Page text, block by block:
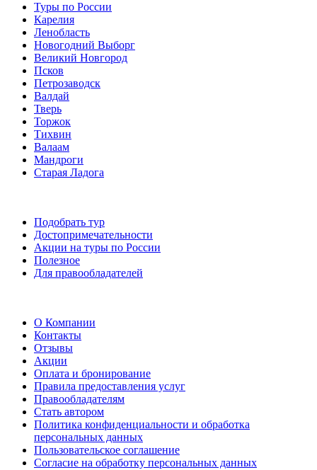
Туры по России
Карелия
Ленобласть
Новогодний Выборг
Великий Новгород
Псков
Петрозаводск
Валдай
Тверь
Торжок
Тихвин
Валаам
Мандроги
Старая Ладога
Подобрать тур
Достопримечательности
Акции на туры по России
Полезное
Для правообладателей
О Компании
Контакты
Отзывы
Акции
Оплата и бронирование
Правила предоставления услуг
Правообладателям
Стать автором
Политика конфиденциальности и обработка
персональных данных
Пользовательское соглашение
Согласие на обработку персональных данных